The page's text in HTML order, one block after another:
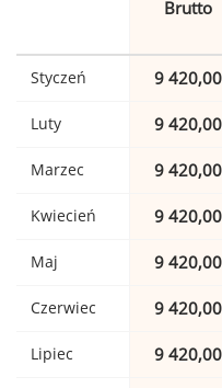
Brutto
Styczeń 9 420,00
Luty 9 420,00
Marzec 9 420,00
Kwiecień 9 420,00
Maj 9 420,00
Czerwiec 9 420,00
Lipiec 9 420,00